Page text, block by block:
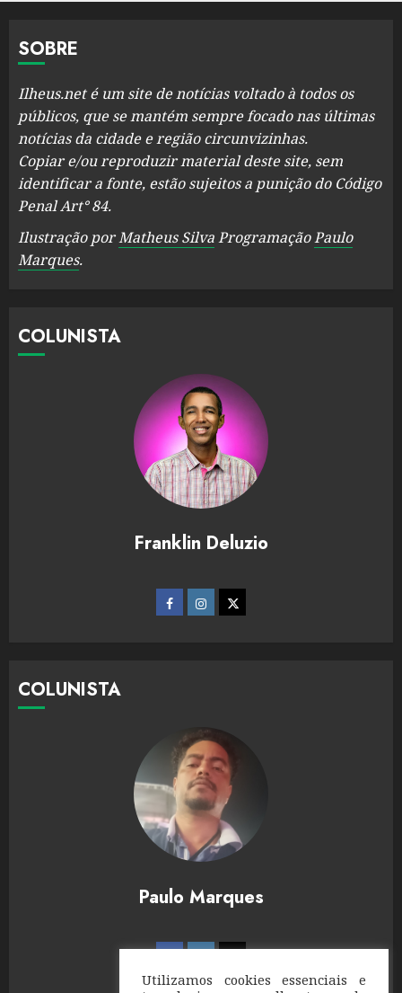
SOBRE
Ilheus.net é um site de notícias voltado à todos os
públicos, que se mantém sempre focado nas últimas
notícias da cidade e região circunvizinhas.
Copiar e/ou reproduzir material deste site, sem
identificar a fonte, estão sujeitos a punição do Código
Penal Art° 84.
Ilustração porMatheus SilvaProgramaçãoPaulo
Marques.
COLUNISTA
Franklin Deluzio
COLUNISTA
Paulo Marques
Utilizamos cookies essenciais e